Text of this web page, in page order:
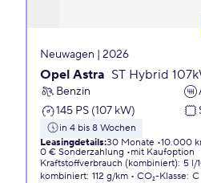
Neuwagen | 2026
Opel Astra ST Hybrid
Benzin
145 PS (107 kW)
in 4 bis 8 Wochen
Leasingdetails:30 Monate 10.000
0 € Sonderzahlung
mit Kaufoption
Kraftstoffverbrauch (kombiniert): 5 l/
kombiniert: 112 g/km CO₂-Klasse: C